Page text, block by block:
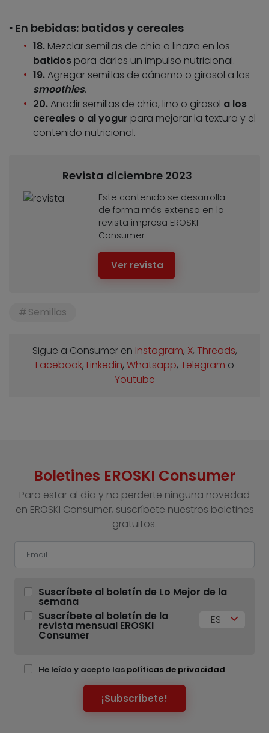
▪️ En bebidas: batidos y cereales
18. Mezclar semillas de chía o linaza en los
batidos para darles un impulso nutricional.
19.Agregar semillas de cáñamo o girasol a los
smoothies.
20.Añadir semillas de chía, lino o girasol a los
cereales o al yogur para mejorar la textura y el
contenido nutricional.
Revista diciembre 2023
Este contenido se desarrolla
de forma más extensa en la
revista impresa EROSKI
Consumer
Ver revista
Semillas
Sigue a Consumer en Instagram, X, Threads,
Facebook, Linkedin, Whatsapp, Telegram o
Youtube
Boletines EROSKI Consumer
Para estar al día y no perderte ninguna novedad
en EROSKI Consumer, suscríbete nuestros boletines
gratuitos.
Suscríbete al boletín de Lo Mejor de la
semana
Suscríbete al boletín de la
revista mensual EROSKI
Consumer
ES
He leído y acepto las políticas de privacidad
¡Subscríbete!